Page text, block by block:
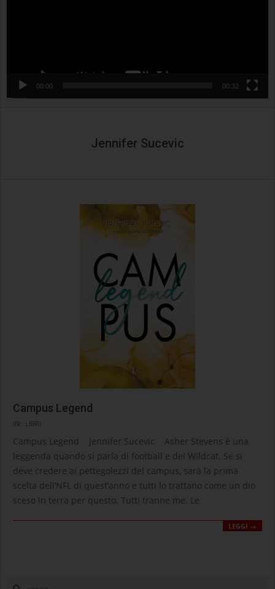
00:00 00:32
Jennifer Sucevic
Campus Legend
2026-
03-
24
IN: LIBRI
Campus Legend Jennifer Sucevic Asher Stevens è una
leggenda quando si parla di football e dei Wildcat. Se si
deve credere ai pettegolezzi del campus, sarà la prima
scelta dell’NFL di quest’anno e tutti lo trattano come un dio
sceso in terra per questo. Tutti tranne me. Le
LEGGI →
cerca